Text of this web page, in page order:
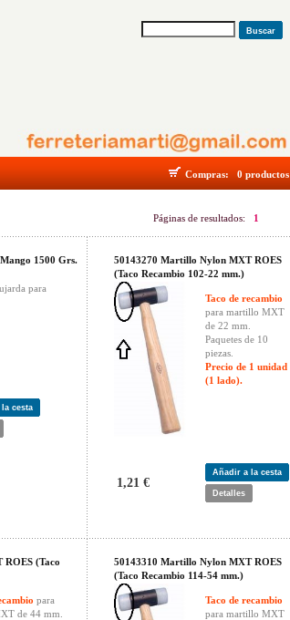
Buscar
Compras: 0 productos
Páginas de resultados: 1
1500 Grs.
para
cesta
50143270 Martillo Nylon MXT ROES
(Taco Recambio 102-22 mm.)
Taco de recambio
para martillo MXT
de 22 mm.
Paquetes de 10
piezas.
Precio de 1 unidad
(1 lado).
1,21 €
Añadir a la cesta
Detalles
(Taco
para
de 44 mm.
50143310 Martillo Nylon MXT ROES
(Taco Recambio 114-54 mm.)
Taco de recambio
para martillo MXT